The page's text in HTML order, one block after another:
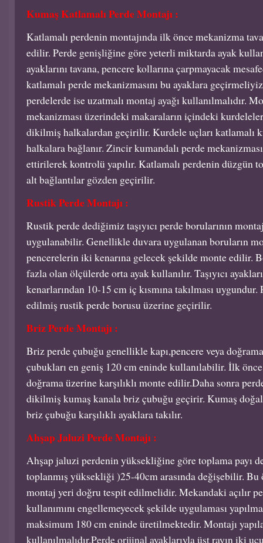
Kumaş Katlamalı Perde Montajı :
Katlamalı perdenin montajında ilk önce mekanizma
edilir. Perde genişliğine göre yeterli miktarda ayak
ayaklarını tavana, pencere kollarına çarpmayacak
katlamalı perde mekanizmasını bu ayaklara
perdelerde ise uzatmalı montaj ayağı kullanılmalıdır.
mekanizması üzerindeki makaraların içindeki
dikilmiş halkalardan geçirilir. Kurdele uçları katlamalı
halkalara bağlanır. Zincir kumandalı perde
ettirilerek kontrolü yapılır. Katlamalı perdenin düzgün
alt bağlantılar gözden geçirilir.
Rustik Perde Montajı :
Rustik perde dediğimiz taşıyıcı perde borularının
uygulanabilir. Genellikle duvara uygulanan boruların
pencerelerin iki kenarına gelecek şekilde monte edilir.
fazla olan ölçülerde orta ayak kullanılır. Taşıyıcı
kenarlarından 10-15 cm iç kısmına takılması
edilmiş rustik perde borusu üzerine geçirilir.
Briz Perde Montajı :
Briz perde çubuğu genellikle kapı,pencere veya
çubukları en geniş 120 cm eninde kullanılabilir. İlk
doğrama üzerine karşılıklı monte edilir.Daha sonra
dikilmiş kumaş kanala briz çubuğu geçirir. Kumaş
briz çubuğu karşılıklı ayaklara takılır.
Ahşap Jaluzi Perde Montajı :
Ahşap jaluzi perdenin yüksekliğine göre toplama payı
toplanmış yüksekliği )25-40cm arasında değişebilir.
montaj yeri doğru tespit edilmelidir. Mekandaki açılır
kullanımını engellemeyecek şekilde uygulaması
maksimum 180 cm eninde üretilmektedir. Montajı
kullanılmalıdır.Perde orijinal ayaklarıyla üst rayın iki